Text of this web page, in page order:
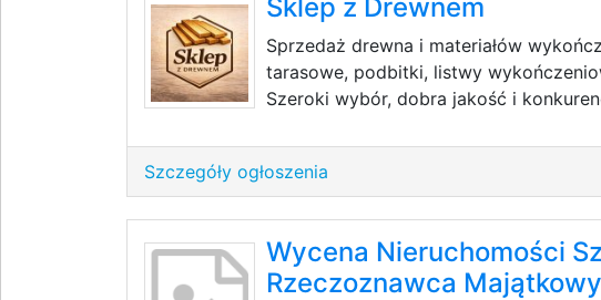
Sklep z Drewnem
Sprzedaż drewna i materiałów
tarasowe, podbitki, listwy
Szeroki wybór, dobra jakość i
Szczegóły ogłoszenia
Wycena Nieruchomości
Rzeczoznawca Majątkowy